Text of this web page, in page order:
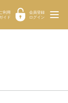
ご利用
ガイド
会員登録
ログイン